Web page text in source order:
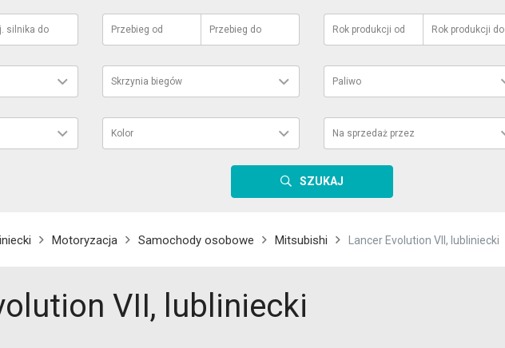
silnika do Przebieg od Przebieg do Rok produkcji od Rok produkcji do
Skrzynia biegów Paliwo
Kolor Na sprzedaż przez
SZUKAJ
Motoryzacja Samochody osobowe Mitsubishi Lancer Evolution VII, lubliniecki
VII, lubliniecki